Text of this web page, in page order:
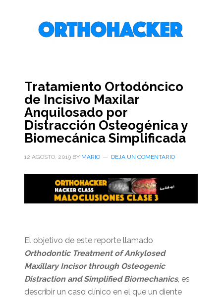
Tratamiento Ortodóncico
de Incisivo Maxilar
Anquilosado por
Distracción Osteogénica y
Biomecánica Simplificada
12 AGOSTO, 2019BY MARIO DEJA UN COMENTARIO
El objetivo de este reporte llamado
Orthodontic Treatment of Ankylosed
Maxillary Incisor through Osteogenic
Distraction and Simplified Biomechanics, es
describir un caso clínico en el que un diente